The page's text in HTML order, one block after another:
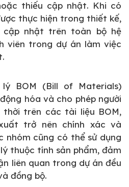
thiếu cập nhật. Khi có
thực hiện trong thiết kế,
nhật trên toàn bộ hệ
viên trong dự án làm việc
BOM (Bill of Materials)
hóa và cho phép người
thời trên các tài liệu BOM,
trở nên chính xác và
nhóm cũng có thể sử dụng
thuộc tính sản phẩm, đảm
liên quan trong dự án đều
đồng bộ.